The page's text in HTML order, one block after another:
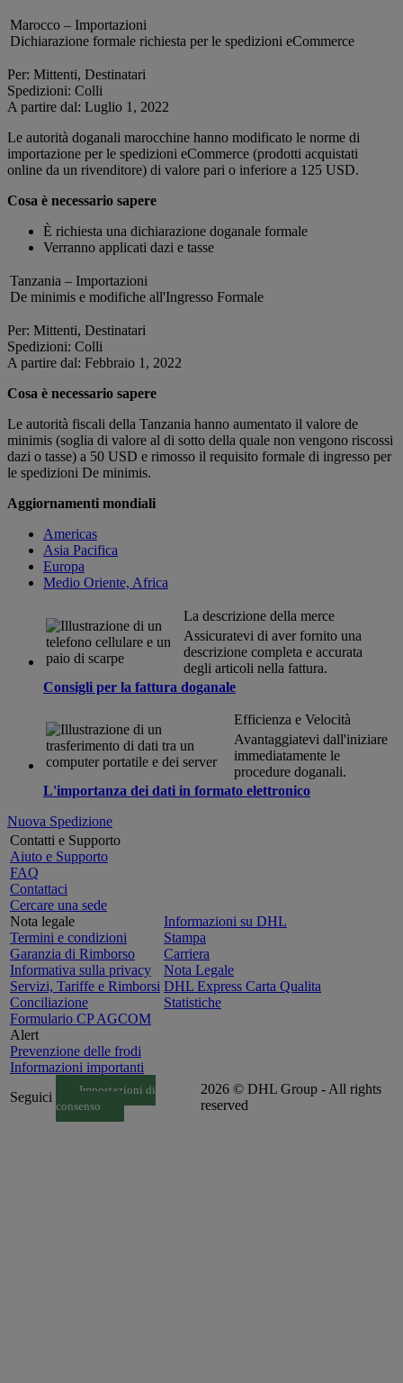
Marocco – Importazioni
Dichiarazione formale richiesta per le spedizioni eCommerce
Per: Mittenti, Destinatari
Spedizioni: Colli
A partire dal: Luglio 1, 2022
Le autorità doganali marocchine hanno modificato le norme di
importazione per le spedizioni eCommerce (prodotti acquistati
online da un rivenditore) di valore pari o inferiore a 125 USD.
Cosa è necessario sapere
È richiesta una dichiarazione doganale formale
Verranno applicati dazi e tasse
Tanzania – Importazioni
De minimis e modifiche all'Ingresso Formale
Per: Mittenti, Destinatari
Spedizioni: Colli
A partire dal: Febbraio 1, 2022
Cosa è necessario sapere
Le autorità fiscali della Tanzania hanno aumentato il valore de
minimis (soglia di valore al di sotto della quale non vengono riscossi
dazi o tasse) a 50 USD e rimosso il requisito formale di ingresso per
le spedizioni De minimis.
Aggiornamenti mondiali
Americas
Asia Pacifica
Europa
Medio Oriente, Africa
La descrizione della merce
Assicuratevi di aver fornito una
descrizione completa e accurata
degli articoli nella fattura.
Consigli per la fattura doganale
Efficienza e Velocità
Avantaggiatevi dall'iniziare
immediatamente le
procedure doganali.
L'importanza dei dati in formato elettronico
Nuova Spedizione
Contatti e Supporto
Aiuto e Supporto
FAQ
Contattaci
Cercare una sede
Nota legale
Termini e condizioni
Garanzia di Rimborso
Informativa sulla privacy
Servizi, Tariffe e Rimborsi
Conciliazione
Formulario CP AGCOM
Alert
Prevenzione delle frodi
Informazioni importanti
Informazioni su DHL
Stampa
Carriera
Nota Legale
DHL Express Carta Qualita
Statistiche
Seguici
Impostazioni di
consenso
2026 © DHL Group - All rights
reserved